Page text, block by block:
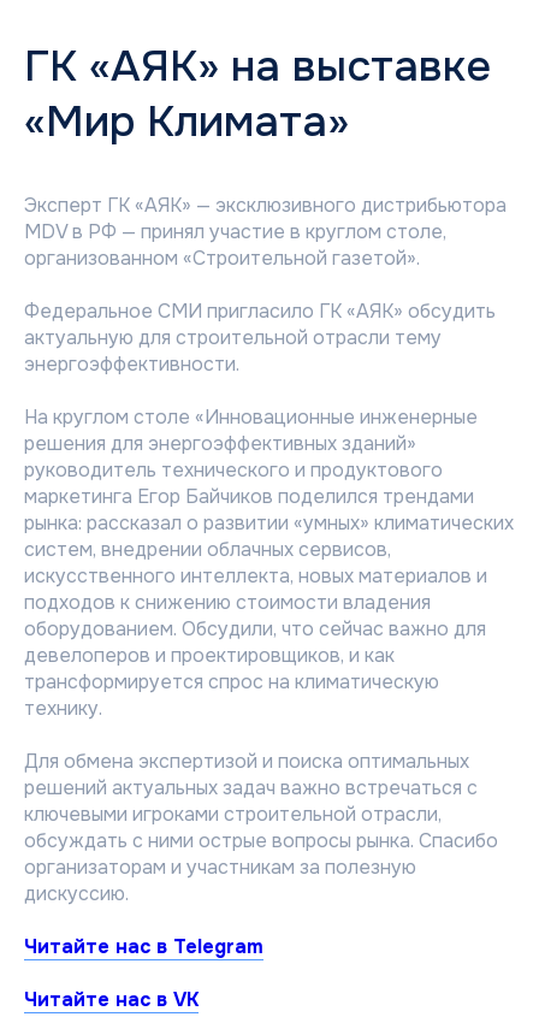
ГК «АЯК» на выставке
«Мир Климата»
Эксперт ГК «АЯК» — эксклюзивного дистрибьютора
MDV в РФ — принял участие в круглом столе,
организованном «Строительной газетой».
Федеральное СМИ пригласило ГК «АЯК» обсудить
актуальную для строительной отрасли тему
энергоэффективности.
На круглом столе «Инновационные инженерные
решения для энергоэффективных зданий»
руководитель технического и продуктового
маркетинга Егор Байчиков поделился трендами
рынка: рассказал о развитии «умных» климатических
систем, внедрении облачных сервисов,
искусственного интеллекта, новых материалов и
подходов к снижению стоимости владения
оборудованием. Обсудили, что сейчас важно для
девелоперов и проектировщиков, и как
трансформируется спрос на климатическую
технику.
Для обмена экспертизой и поиска оптимальных
решений актуальных задач важно встречаться с
ключевыми игроками строительной отрасли,
обсуждать с ними острые вопросы рынка. Спасибо
организаторам и участникам за полезную
дискуссию.
Читайте нас в Telegram
Читайте нас в VK
О компании